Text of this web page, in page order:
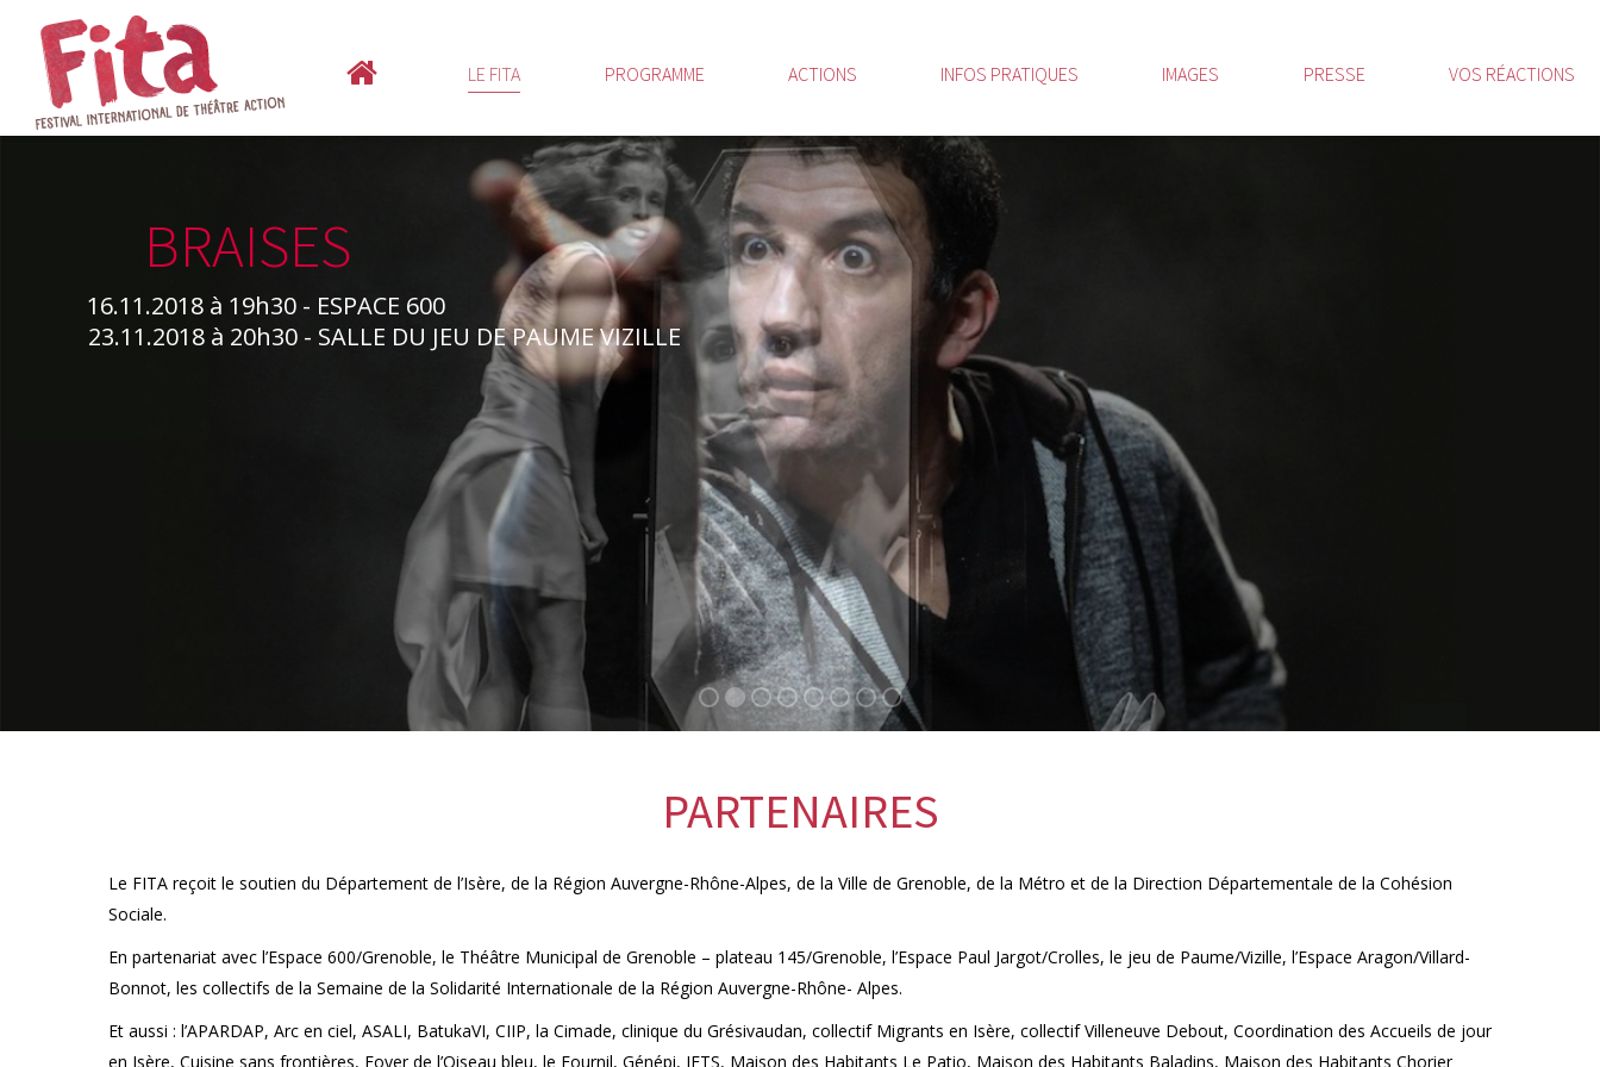
LE FITA PROGRAMME ACTIONS INFOS PRATIQUES IMAGES PRESSE VOS RÉACTIONS
BRAISES
16.11.2018 à 19h30 - ESPACE 600
23.11.2018 à 20h30 - SALLE DU JEU DE PAUME VIZILLE
PARTENAIRES
Le FITA reçoit le soutien du Département de l’Isère, de la Région Auvergne-Rhône-Alpes, de la Ville de Grenoble, de la Métro et de la Direction Départementale de la Cohésion
Sociale.
En partenariat avec l’Espace 600/Grenoble, le Théâtre Municipal de Grenoble – plateau 145/Grenoble, l’Espace Paul Jargot/Crolles, le jeu de Paume/Vizille, l’Espace Aragon/Villard-
Bonnot, les collectifs de la Semaine de la Solidarité Internationale de la Région Auvergne-Rhône- Alpes.
Et aussi : l’APARDAP, Arc en ciel, ASALI, BatukaVI, CIIP, la Cimade, clinique du Grésivaudan, collectif Migrants en Isère, collectif Villeneuve Debout, Coordination des Accueils de jour
en Isère, Cuisine sans frontières, Foyer de l’Oiseau bleu, le Fournil, Génépi, IFTS, Maison des Habitants Le Patio, Maison des Habitants Baladins, Maison des Habitants Chorier